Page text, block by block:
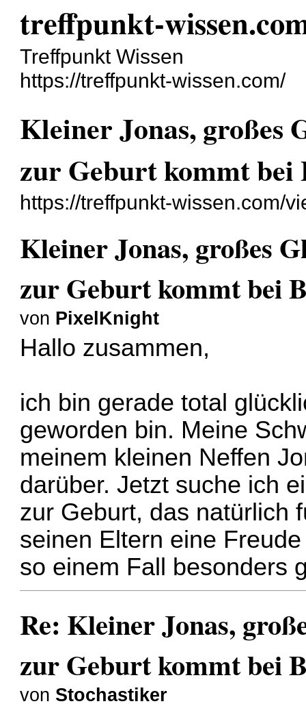
treffpunkt-
Treffpunkt Wissen
https://treffpunkt-wissen.com/
Kleiner Jonas, großes
zur Geburt kommt bei
https://treffpunkt-wissen.com/
Kleiner Jonas, großes
zur Geburt kommt bei
von PixelKnight
Hallo zusammen,
ich bin gerade total
geworden bin. Meine
meinem kleinen Neffen
darüber. Jetzt suche ich
zur Geburt, das natürlich
seinen Eltern eine
so einem Fall besonders
Re: Kleiner Jonas,
zur Geburt kommt bei
von Stochastiker